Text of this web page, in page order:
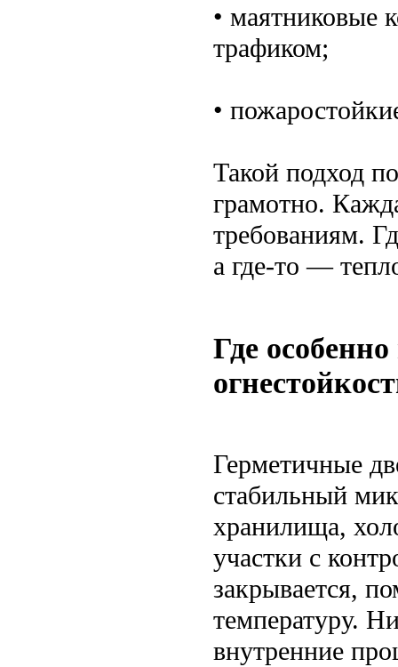
• маятниковые
трафиком;
•
Такой подход
грамотно.
требованиям.
а где-то —
Где
Герметичные
стабильный
хранилища,
участки с
закрывается,
температуру.
внутренние